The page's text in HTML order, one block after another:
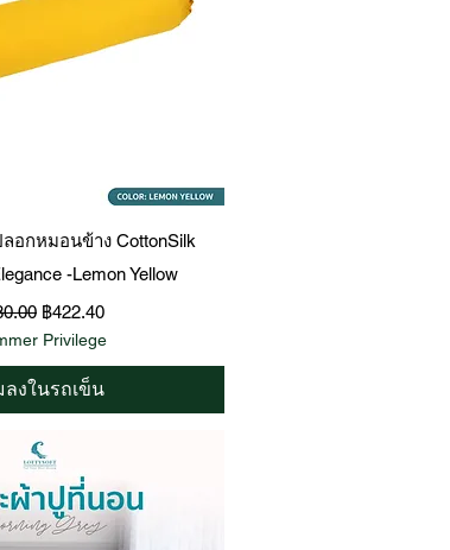
ข้อมูลด่วน
อกหมอนข้าง CottonSilk
-Lemon Yellow
าปกติราคาขายลด
฿422.40
Privilege
ลงในรถเข็น